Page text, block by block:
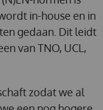
in-house en in
gedaan. Dit leidt
van TNO, UCL,
zodat we al